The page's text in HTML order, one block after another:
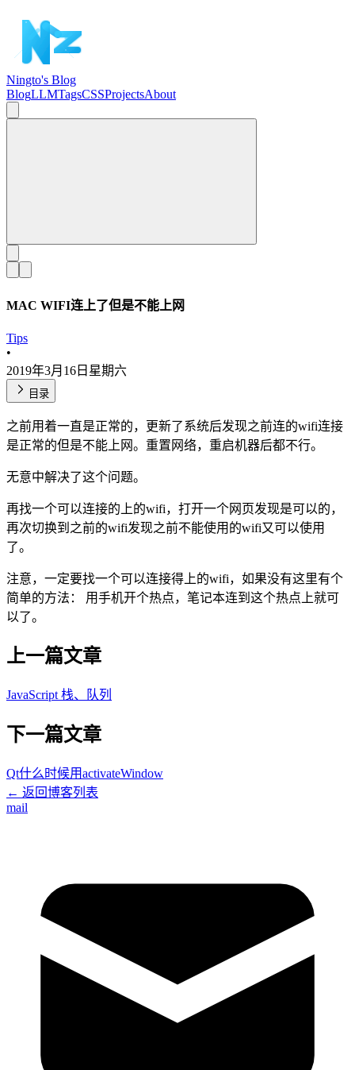
Ningto's Blog
BlogLLMTagsCSSProjectsAbout
MAC WIFI连上了但是不能上网
Tips
•
2019年3月16日星期六
目录
之前用着一直是正常的，更新了系统后发现之前连的wifi连接
是正常的但是不能上网。重置网络，重启机器后都不行。
无意中解决了这个问题。
再找一个可以连接的上的wifi，打开一个网页发现是可以的，
再次切换到之前的wifi发现之前不能使用的wifi又可以使用
了。
注意，一定要找一个可以连接得上的wifi，如果没有这里有个
简单的方法： 用手机开个热点，笔记本连到这个热点上就可
以了。
上一篇文章
JavaScript 栈、队列
下一篇文章
Qt什么时候用activateWindow
← 返回博客列表
mail